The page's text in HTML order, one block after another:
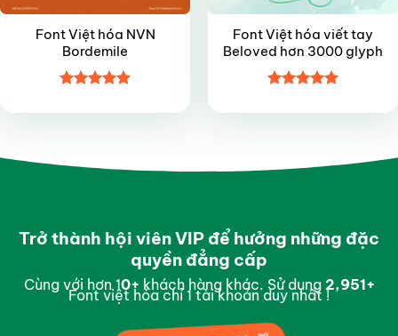
Font Việt hóa NVN
Bordemile
hạng4.95
Font Việt hóa viết tay
Beloved hơn 3000 glyph
hạng55
Trở thành hội viên VIP để hưởng những đặc
quyền đẳng cấp
Cùng với hơn 10+khách hàng khác. Sử dụng 2,997+
Font việt hóa chỉ 1 tài khoản duy nhất !